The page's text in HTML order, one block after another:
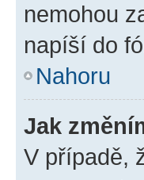
nemohou
napíší do
Nahoru
Jak
V případě,